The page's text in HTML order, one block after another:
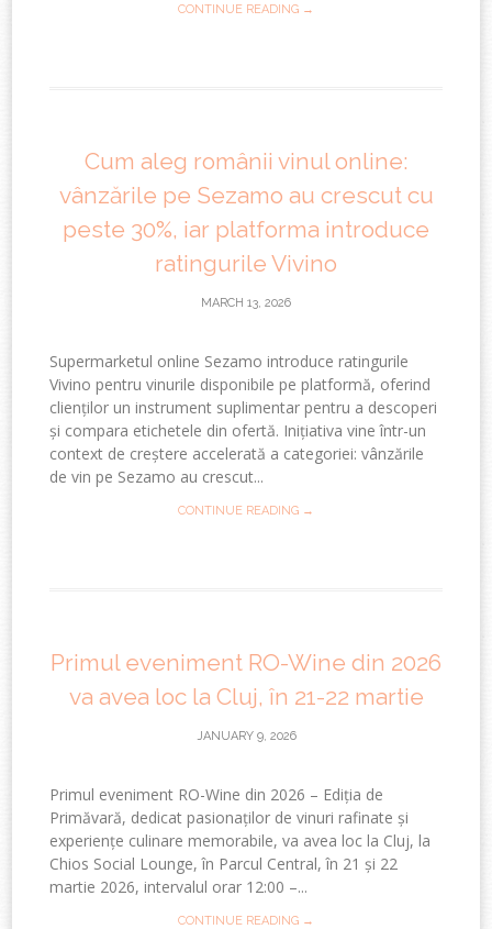
CONTINUE READING →
Cum aleg românii vinul online:
vânzările pe Sezamo au crescut cu
peste 30%, iar platforma introduce
ratingurile Vivino
MARCH 13, 2026
Supermarketul online Sezamo introduce ratingurile
Vivino pentru vinurile disponibile pe platformă, oferind
clienților un instrument suplimentar pentru a descoperi
și compara etichetele din ofertă. Inițiativa vine într-un
context de creștere accelerată a categoriei: vânzările
de vin pe Sezamo au crescut...
CONTINUE READING →
Primul eveniment RO-Wine din 2026
va avea loc la Cluj, în 21-22 martie
JANUARY 9, 2026
Primul eveniment RO-Wine din 2026 – Ediția de
Primăvară, dedicat pasionaților de vinuri rafinate și
experiențe culinare memorabile, va avea loc la Cluj, la
Chios Social Lounge, în Parcul Central, în 21 și 22
martie 2026, intervalul orar 12:00 –...
CONTINUE READING →